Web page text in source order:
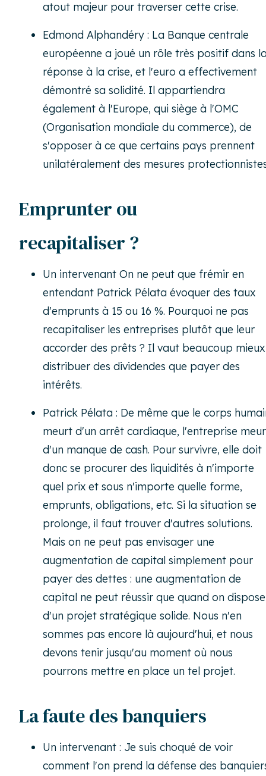
atout majeur pour traverser cette crise.
Edmond Alphandéry : La Banque centrale
européenne a joué un rôle très positif dans
réponse à la crise, et l'euro a effectivement
démontré sa solidité. Il appartiendra
également à l'Europe, qui siège à l'OMC
(Organisation mondiale du commerce), de
s'opposer à ce que certains pays prennent
unilatéralement des mesures
Emprunter ou
recapitaliser ?
Un intervenant On ne peut que frémir en
entendant Patrick Pélata évoquer des taux
d'emprunts à 15 ou 16 %. Pourquoi ne pas
recapitaliser les entreprises plutôt que leur
accorder des prêts ? Il vaut beaucoup mieux
distribuer des dividendes que payer des
intérêts.
Patrick Pélata : De même que le corps
meurt d'un arrêt cardiaque, l'entreprise
d'un manque de cash. Pour survivre, elle doit
donc se procurer des liquidités à n'importe
quel prix et sous n'importe quelle forme,
emprunts, obligations, etc. Si la situation se
prolonge, il faut trouver d'autres solutions.
Mais on ne peut pas envisager une
augmentation de capital simplement pour
payer des dettes : une augmentation de
capital ne peut réussir que quand on dispose
d'un projet stratégique solide. Nous n'en
sommes pas encore là aujourd'hui, et nous
devons tenir jusqu'au moment où nous
pourrons mettre en place un tel projet.
La faute des banquiers
Un intervenant : Je suis choqué de voir
comment l'on prend la défense des